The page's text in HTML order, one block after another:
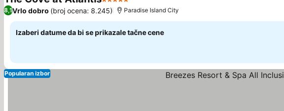
5 Zvezdice
8,1Vrlo dobro (broj ocena: 8.245) Paradise Island City
Izaberi datume da bi se prikazale tačne cene
Popularan izbor